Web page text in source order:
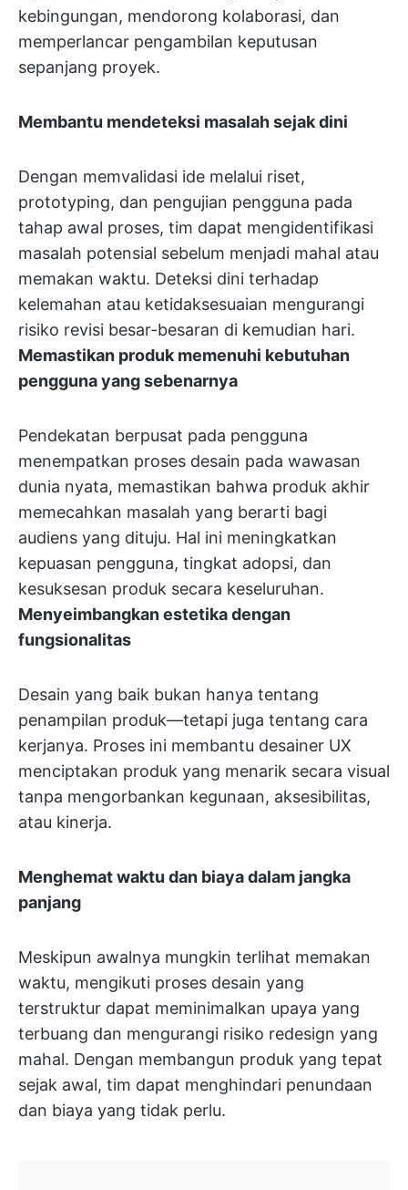
kebingungan, mendorong kolaborasi, dan
memperlancar pengambilan keputusan
sepanjang proyek.
Membantu mendeteksi masalah sejak dini
Dengan memvalidasi ide melalui riset,
prototyping, dan pengujian pengguna pada
tahap awal proses, tim dapat mengidentifikasi
masalah potensial sebelum menjadi mahal atau
memakan waktu. Deteksi dini terhadap
kelemahan atau ketidaksesuaian mengurangi
risiko revisi besar-besaran di kemudian hari.
Memastikan produk memenuhi kebutuhan
pengguna yang sebenarnya
Pendekatan berpusat pada pengguna
menempatkan proses desain pada wawasan
dunia nyata, memastikan bahwa produk akhir
memecahkan masalah yang berarti bagi
audiens yang dituju. Hal ini meningkatkan
kepuasan pengguna, tingkat adopsi, dan
kesuksesan produk secara keseluruhan.
Menyeimbangkan estetika dengan
fungsionalitas
Desain yang baik bukan hanya tentang
penampilan produk—tetapi juga tentang cara
kerjanya. Proses ini membantu desainer UX
menciptakan produk yang menarik secara visual
tanpa mengorbankan kegunaan, aksesibilitas,
atau kinerja.
Menghemat waktu dan biaya dalam jangka
panjang
Meskipun awalnya mungkin terlihat memakan
waktu, mengikuti proses desain yang
terstruktur dapat meminimalkan upaya yang
terbuang dan mengurangi risiko redesign yang
mahal. Dengan membangun produk yang tepat
sejak awal, tim dapat menghindari penundaan
dan biaya yang tidak perlu.